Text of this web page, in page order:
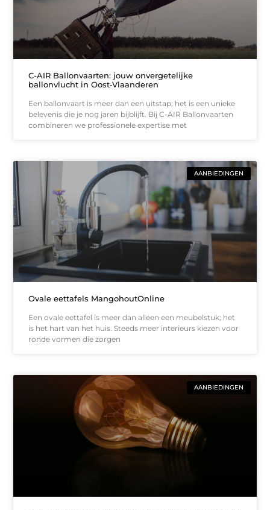
C-AIR Ballonvaarten: jouw onvergetelijke
ballonvlucht in Oost‑Vlaanderen
Een ballonvaart is meer dan een uitstap; het is een unieke
belevenis die je nog jaren bijblijft. Bij C-AIR Ballonvaarten
combineren we professionele expertise met
AANBIEDINGEN
Ovale eettafels MangohoutOnline
Een ovale eettafel is meer dan alleen een meubelstuk; het
is het hart van het huis. Steeds meer interieurs kiezen voor
ronde vormen die zorgen
AANBIEDINGEN